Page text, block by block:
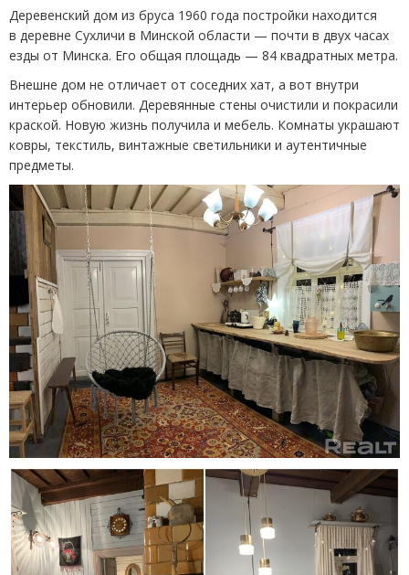
Деревенский дом из бруса 1960 года постройки находится
в деревне Сухличи в Минской области — почти в двух часах
езды от Минска. Его общая площадь — 84 квадратных метра.
Внешне дом не отличает от соседних хат, а вот внутри
интерьер обновили. Деревянные стены очистили и покрасили
краской. Новую жизнь получила и мебель. Комнаты украшают
ковры, текстиль, винтажные светильники и аутентичные
предметы.